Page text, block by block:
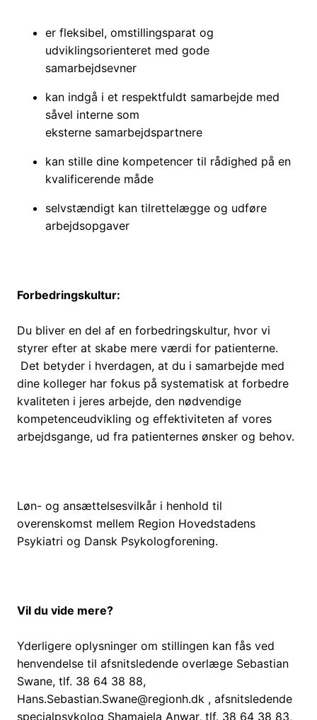
er fleksibel, omstillingsparat og
udviklingsorienteret med gode
samarbejdsevner
kan indgå i et respektfuldt samarbejde med
såvel interne som
eksterne samarbejdspartnere
kan stille dine kompetencer til rådighed på en
kvalificerende måde
selvstændigt kan tilrettelægge og udføre
arbejdsopgaver
Forbedringskultur:
Du bliver en del af en forbedringskultur, hvor vi
styrer efter at skabe mere værdi for patienterne.
Det betyder i hverdagen, at du i samarbejde med
dine kolleger har fokus på systematisk at forbedre
kvaliteten i jeres arbejde, den nødvendige
kompetenceudvikling og effektiviteten af vores
arbejdsgange, ud fra patienternes ønsker og behov.
Løn- og ansættelsesvilkår i henhold til
overenskomst mellem Region Hovedstadens
Psykiatri og Dansk Psykologforening.
Vil du vide mere?
Yderligere oplysninger om stillingen kan fås ved
henvendelse til afsnitsledende overlæge Sebastian
Swane, tlf. 38 64 38 88,
Hans.Sebastian.Swane@regionh.dk , afsnitsledende
specialpsykolog Shamaiela Anwar, tlf. 38 64 38 83,